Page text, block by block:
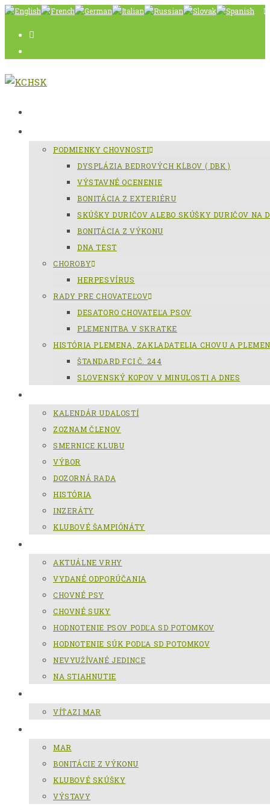
Skip
PODMIENKY CHOVNOSTI
DYSPLÁZIA BEDROVÝCH KĹBOV ( DBK )
VÝSTAVNÉ OCENENIE
BONITÁCIA Z EXTERIÉRU
SKÚŠKY DURIČOV ALEBO SKÚŠKY DURIČOV NA
BONITÁCIA Z VÝKONU
DNA TEST
CHOROBY
HERPESVÍRUS
RADY PRE CHOVATEĽOV
DESATORO CHOVATEĽA PSOV
PLEMENITBA V SKRATKE
HISTÓRIA PLEMENA, ZAKLADATELIA CHOVU A
ŠTANDARD FCI Č. 244
SLOVENSKÝ KOPOV V MINULOSTI A DNES
KALENDÁR UDALOSTÍ
ZOZNAM ČLENOV
SMERNICE KLUBU
VÝBOR
DOZORNÁ RADA
HISTÓRIA
INZERÁTY
KLUBOVÉ ŠAMPIÓNÁTY
AKTUÁLNE VRHY
VYDANÉ ODPORÚČANIA
CHOVNÉ PSY
CHOVNÉ SUKY
HODNOTENIE PSOV PODĽA SD POTOMKOV
HODNOTENIE SÚK PODĽA SD POTOMKOV
NEVYUŽÍVANÉ JEDINCE
NA STIAHNUTIE
VÍŤAZI MAR
MAR
BONITÁCIE Z VÝKONU
KLUBOVÉ SKÚŠKY
VÝSTAVY